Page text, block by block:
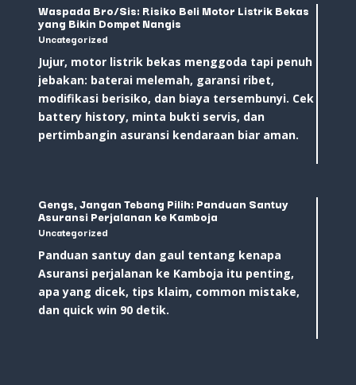
Waspada Bro/Sis: Risiko Beli Motor Listrik Bekas
yang Bikin Dompet Nangis
Uncategorized
Jujur, motor listrik bekas menggoda tapi penuh
jebakan: baterai melemah, garansi ribet,
modifikasi berisiko, dan biaya tersembunyi. Cek
battery history, minta bukti servis, dan
pertimbangin asuransi kendaraan biar aman.
Gengs, Jangan Tebang Pilih: Panduan Santuy
Asuransi Perjalanan ke Kamboja
Uncategorized
Panduan santuy dan gaul tentang kenapa
Asuransi perjalanan ke Kamboja itu penting,
apa yang dicek, tips klaim, common mistake,
dan quick win 90 detik.